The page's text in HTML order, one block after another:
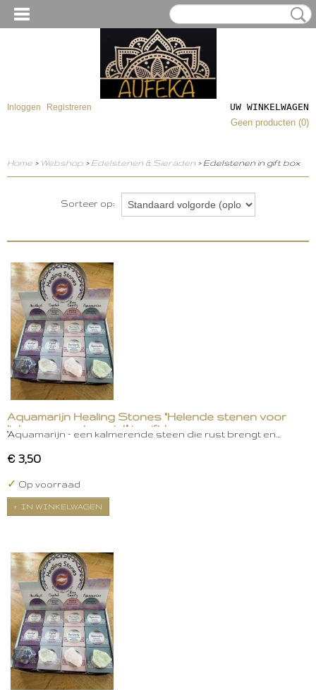
Inloggen Registreren
UW WINKELWAGEN
Geen producten (0)
Home > Webshop > Edelstenen & Sieraden > Edelstenen in gift box
Sorteer op:
Aquamarijn Healing Stones "Helende stenen voor
lichaam, geest en ziel." in gift box
"Aquamarijn – een kalmerende steen die rust brengt en…
€ 3,50
✓ Op voorraad
IN WINKELWAGEN